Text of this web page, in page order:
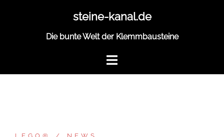
steine-kanal.de
Die bunte Welt der Klemmbausteine